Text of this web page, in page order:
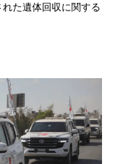
た遺体回収に関する